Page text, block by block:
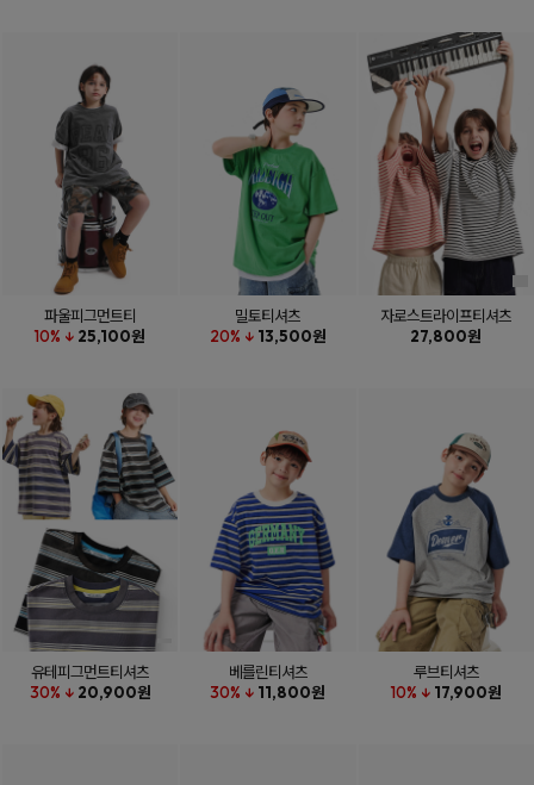
파울피그먼트티
10% ↓ 25,100원
밀토티셔츠
20% ↓ 13,500원
자로스트라이프티셔츠
27,800원
유테피그먼트티셔츠
30% ↓ 20,900원
베를린티셔츠
30% ↓ 11,800원
루브티셔츠
10% ↓ 17,900원